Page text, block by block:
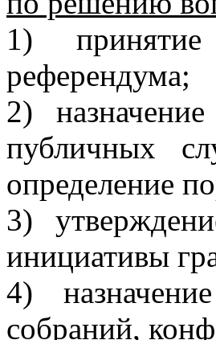
1)
референдума;
2)
публичных
определение
3)
инициативы
4)
собраний,